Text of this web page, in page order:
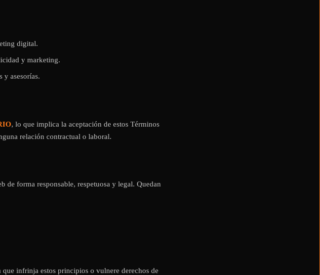
digital.
y marketing.
y asesorías.
, lo que implica la aceptación de estos Términos
relación contractual o laboral.
de forma responsable, respetuosa y legal. Quedan
infrinja estos principios o vulnere derechos de